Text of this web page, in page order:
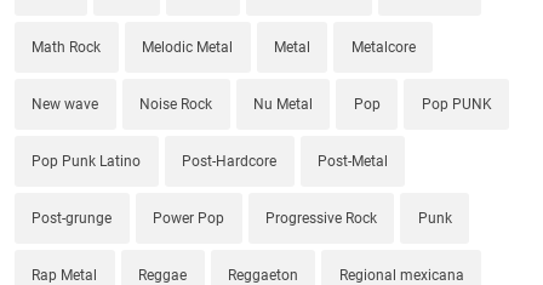
Math Rock Melodic Metal Metal Metalcore
New wave Noise Rock Nu Metal Pop Pop PUNK
Pop Punk Latino Post-Hardcore Post-Metal
Post-grunge Power Pop Progressive Rock Punk
Rap Metal Reggae Reggaeton Regional mexicana